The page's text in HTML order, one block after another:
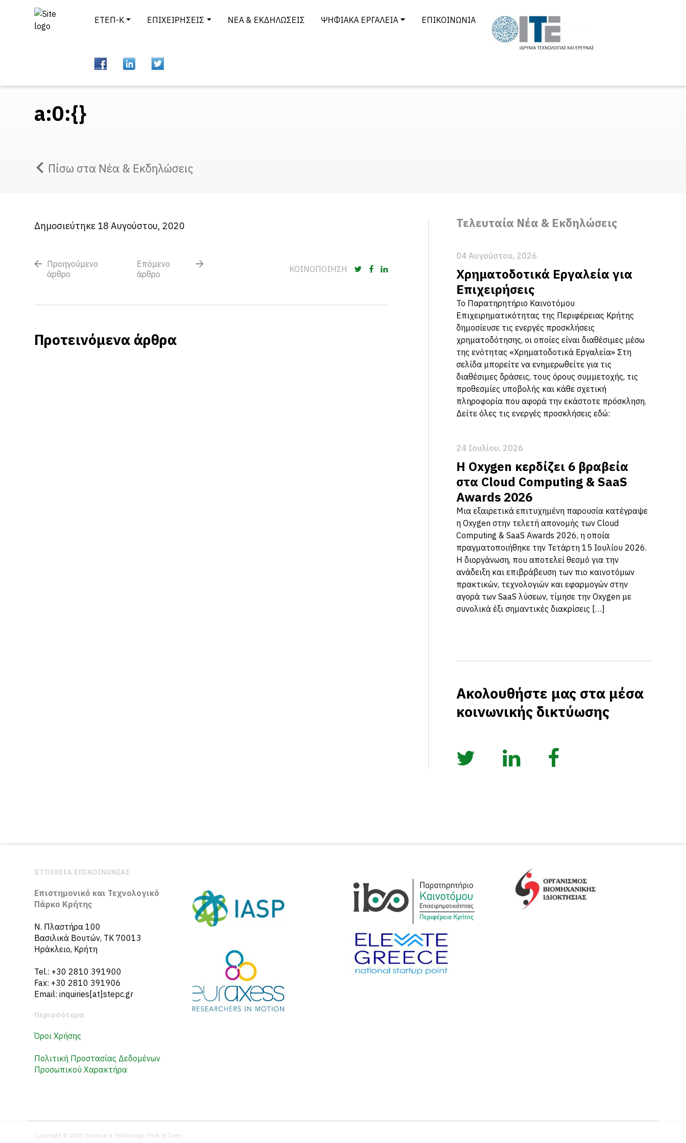
ΕΤΕΠ-Κ ΕΠΙΧΕΙΡΗΣΕΙΣ ΝΈΑ & ΕΚΔΗΛΏΣΕΙΣ ΨΗΦΙΑΚΆ ΕΡΓΑΛΕΊΑ ΕΠΙΚΟΙΝΩΝΊΑ
a:0:{}
Πίσω στα Νέα & Εκδηλώσεις
Δημοσιεύτηκε 18 Αυγούστου, 2020
Προηγούμενο
άρθρο
Επόμενο
άρθρο
ΚΟΙΝΟΠΟΙΗΣΗ
Προτεινόμενα άρθρα
Τελευταία Νέα & Εκδηλώσεις
04 Αυγούστου, 2026
Χρηματοδοτικά Εργαλεία για
Επιχειρήσεις
Το Παρατηρητήριο Καινοτόμου
Επιχειρηματικότητας της Περιφέρειας Κρήτης
δημοσίευσε τις ενεργές προσκλήσεις
χρηματοδότησης, οι οποίες είναι διαθέσιμες μέσω
της ενότητας «Χρηματοδοτικά Εργαλεία» Στη
σελίδα μπορείτε να ενημερωθείτε για τις
διαθέσιμες δράσεις, τους όρους συμμετοχής, τις
προθεσμίες υποβολής και κάθε σχετική
πληροφορία που αφορά την εκάστοτε πρόσκληση.
Δείτε όλες τις ενεργές προσκλήσεις εδώ:
24 Ιουλίου, 2026
Η Oxygen κερδίζει 6 βραβεία
στα Cloud Computing & SaaS
Awards 2026
Μια εξαιρετικά επιτυχημένη παρουσία κατέγραψε
η Oxygen στην τελετή απονομής των Cloud
Computing & SaaS Awards 2026, η οποία
πραγματοποιήθηκε την Τετάρτη 15 Ιουλίου 2026.
Η διοργάνωση, που αποτελεί θεσμό για την
ανάδειξη και επιβράβευση των πιο καινοτόμων
πρακτικών, τεχνολογιών και εφαρμογών στην
αγορά των SaaS λύσεων, τίμησε την Oxygen με
συνολικά έξι σημαντικές διακρίσεις […]
Ακολουθήστε μας στα μέσα
κοινωνικής δικτύωσης
ΣΤΟΙΧΕΙΑ ΕΠΙΚΟΙΝΩΝΙΑΣ
Επιστημονικό και Τεχνολογικό
Πάρκο Κρήτης
N. Πλαστήρα 100
Βασιλικά Βουτών, ΤΚ 70013
Ηράκλειο, Κρήτη
Tel.: +30 2810 391900
Fax: +30 2810 391906
Email: inquiries[at]stepc.gr
Περισσότερα
Όροι Χρήσης
Πολιτική Προστασίας Δεδομένων
Προσωπικού Χαρακτήρα
Copyright © 2021 Science & Technology Park of Crete